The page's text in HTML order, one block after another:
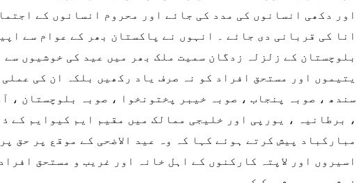
اور دکھی انسانوں کی مدد کی جائے اور محروم انسانوں کے
انا کی قربانی دی جائے ۔ انہوں نے پاکستان بھر کے عوام سے
بلوچستان کے زلزلہ زدگان سمیت ملک بھر میں عید کی خوشیوں
یتیموں اور مستحق افراد کو نہ صرف یاد رکھیں بلکہ ان کی
سندھ ، صوبہ پنجاب ، صوبہ خیبر پختونخوا ، صوبہ بلوچستان ،
، برطانیہ ، یورپی اور خلیجی ممالک میں مقیم ایم کیوایم کے
مبارکباد پیش کرتے ہوئے کہا کہ وہ عید الاضحی کے موقع پر حق
اسیروں اور لاپتہ کارکنوں کے اہل خانہ اور غریب و مستحق